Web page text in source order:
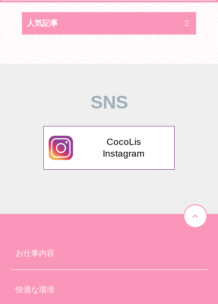
人気記事
SNS
CocoLis
Instagram
お仕事内容
快適な環境